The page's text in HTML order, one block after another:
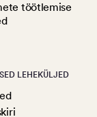
töötlemise
LEHEKÜLJED